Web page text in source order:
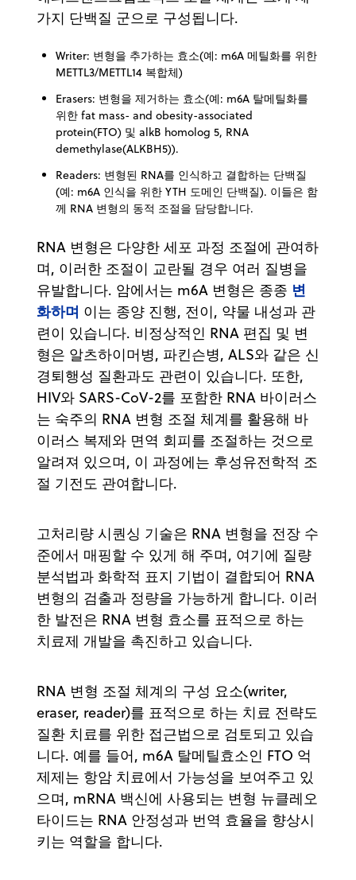
가지 단백질 군으로 구성됩니다.
Writer: 변형을 추가하는 효소(예: m6A 메틸화를 위한
METTL3/METTL14 복합체)
Erasers: 변형을 제거하는 효소(예: m6A 탈메틸화를
위한 fat mass- and obesity-associated
protein(FTO) 및 alkB homolog 5, RNA
demethylase(ALKBH5)).
Readers: 변형된 RNA를 인식하고 결합하는 단백질
(예: m6A 인식을 위한 YTH 도메인 단백질). 이들은 함
께 RNA 변형의 동적 조절을 담당합니다.
RNA 변형은 다양한 세포 과정 조절에 관여하
며, 이러한 조절이 교란될 경우 여러 질병을
유발합니다. 암에서는 m6A 변형은 종종 변
화하며 이는 종양 진행, 전이, 약물 내성과 관
련이 있습니다. 비정상적인 RNA 편집 및 변
형은 알츠하이머병, 파킨슨병, ALS와 같은 신
경퇴행성 질환과도 관련이 있습니다. 또한,
HIV와 SARS-CoV-2를 포함한 RNA 바이러스
는 숙주의 RNA 변형 조절 체계를 활용해 바
이러스 복제와 면역 회피를 조절하는 것으로
알려져 있으며, 이 과정에는 후성유전학적 조
절 기전도 관여합니다.
고처리량 시퀀싱 기술은 RNA 변형을 전장 수
준에서 매핑할 수 있게 해 주며, 여기에 질량
분석법과 화학적 표지 기법이 결합되어 RNA
변형의 검출과 정량을 가능하게 합니다. 이러
한 발전은 RNA 변형 효소를 표적으로 하는
치료제 개발을 촉진하고 있습니다.
RNA 변형 조절 체계의 구성 요소(writer,
eraser, reader)를 표적으로 하는 치료 전략도
질환 치료를 위한 접근법으로 검토되고 있습
니다. 예를 들어, m6A 탈메틸효소인 FTO 억
제제는 항암 치료에서 가능성을 보여주고 있
으며, mRNA 백신에 사용되는 변형 뉴클레오
타이드는 RNA 안정성과 번역 효율을 향상시
키는 역할을 합니다.